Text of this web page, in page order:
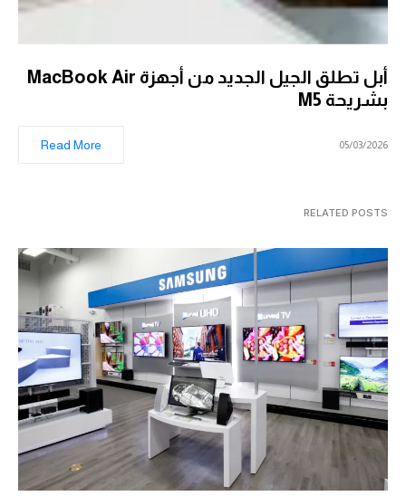
أبل تطلق الجيل الجديد من أجهزة MacBook Air
بشريحة M5
05/03/2026
Read More
RELATED POSTS